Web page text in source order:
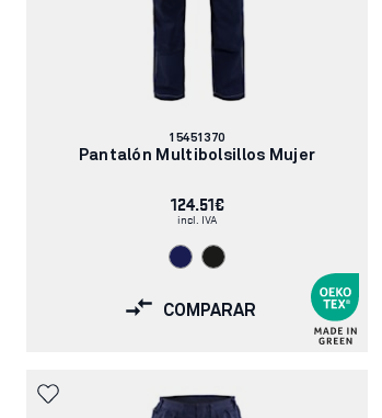
Número
de
artículo:
15451370
Pantalón Multibolsillos Mujer
124.51€
incl. IVA
COMPARAR